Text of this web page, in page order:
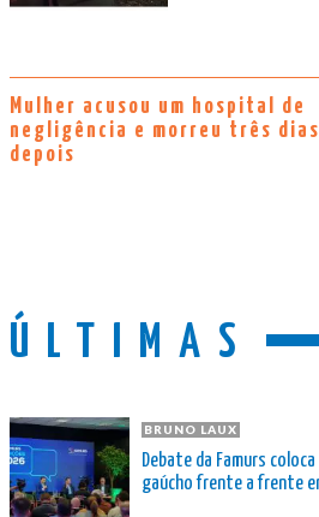
Mulher acusou um hospital de
negligência e morreu três dias
depois
ÚLTIMAS
BRUNO LAUX
Debate da Famurs
gaúcho frente a frente